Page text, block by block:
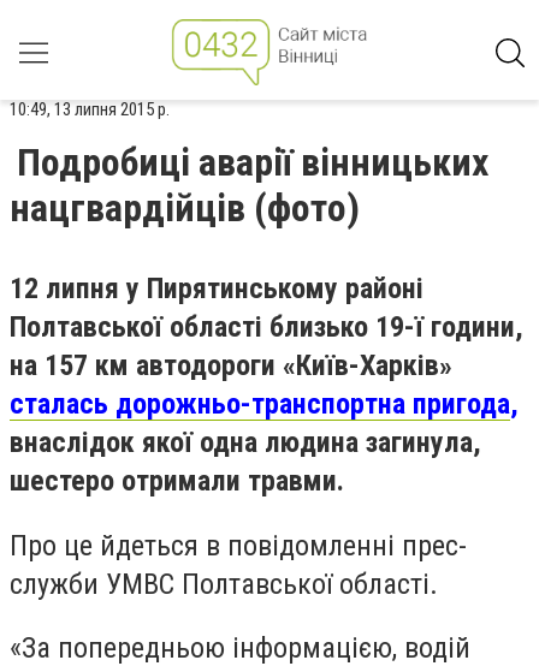
10:49, 13 липня 2015 р.
Подробиці аварії вінницьких
нацгвардійців (фото)
12 липня у Пирятинському районі
Полтавської області близько 19-ї години,
на 157 км автодороги «Київ-Харків»
сталась дорожньо-транспортна пригода,
внаслідок якої одна людина загинула,
шестеро отримали травми.
Про це йдеться в повідомленні прес-
служби УМВС Полтавської області.
«За попередньою інформацією, водій